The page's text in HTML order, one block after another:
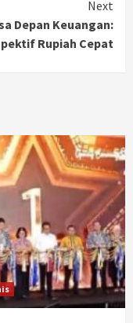
Next
Depan Keuangan:
Rupiah Cepat